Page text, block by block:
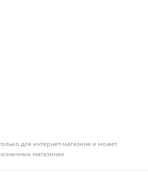
для интернет-магазина и может
магазинах